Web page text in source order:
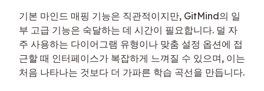
기본 마인드 매핑 기능은 직관적이지만, GitMind의 일
부 고급 기능은 숙달하는 데 시간이 필요합니다. 덜 자
주 사용하는 다이어그램 유형이나 맞춤 설정 옵션에 접
근할 때 인터페이스가 복잡하게 느껴질 수 있으며, 이는
처음 나타나는 것보다 더 가파른 학습 곡선을 만듭니다.